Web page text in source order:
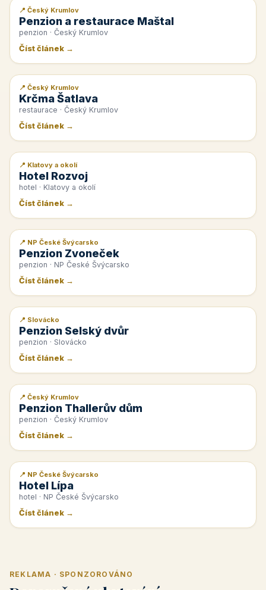
📰 PR článek
📍 Český Krumlov
Penzion a restaurace Maštal
penzion · Český Krumlov
Číst článek →
📰 PR článek
📍 Český Krumlov
Krčma Šatlava
restaurace · Český Krumlov
Číst článek →
📰 PR článek
📍 Klatovy a okolí
Hotel Rozvoj
hotel · Klatovy a okolí
Číst článek →
📰 PR článek
📍 NP České Švýcarsko
Penzion Zvoneček
penzion · NP České Švýcarsko
Číst článek →
📰 PR článek
📍 Slovácko
Penzion Selský dvůr
penzion · Slovácko
Číst článek →
📰 PR článek
📍 Český Krumlov
Penzion Thallerův dům
penzion · Český Krumlov
Číst článek →
📰 PR článek
📍 NP České Švýcarsko
Hotel Lípa
hotel · NP České Švýcarsko
Číst článek →
REKLAMA · SPONZOROVÁNO